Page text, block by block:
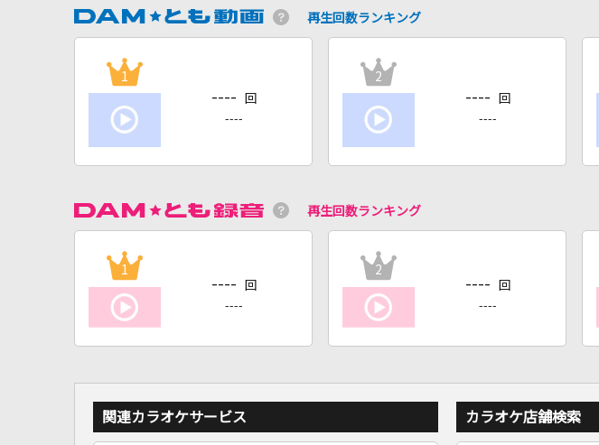
再生回数ランキング
1
---- 回
----
2
---- 回
----
再生回数ランキング
1
---- 回
----
2
---- 回
----
関連カラオケサービス カラオケ店舗検索